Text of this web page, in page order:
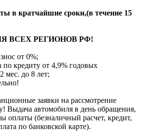
в кратчайшие сроки,(в течение 15
ВСЕХ РЕГИОНОВ РФ!
от 0%;
по кредиту от 4,9% годовых
мес. до 8 лет;
заявки на рассмотрение
Выдача автомобиля в день обращения,
оплаты (безналичный расчет, кредит,
по банковской карте).